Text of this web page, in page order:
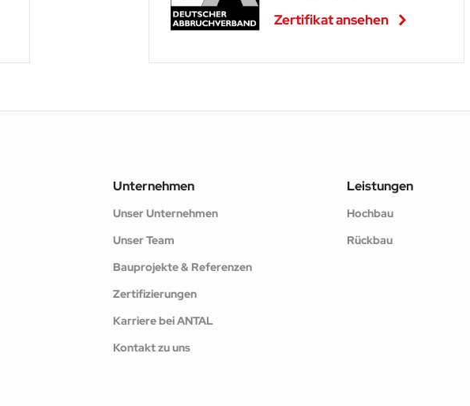
Zertifikat ansehen
Unternehmen
Unser Unternehmen
Unser Team
Bauprojekte & Referenzen
Zertifizierungen
Karriere bei ANTAL
Kontakt zu uns
Leistungen
Hochbau
Rückbau